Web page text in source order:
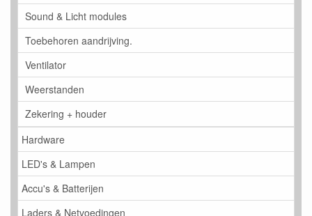
Sound & Licht modules
Toebehoren aandrijving.
Ventilator
Weerstanden
Zekering + houder
Hardware
LED's & Lampen
Accu's & Batterijen
Laders & Netvoedingen